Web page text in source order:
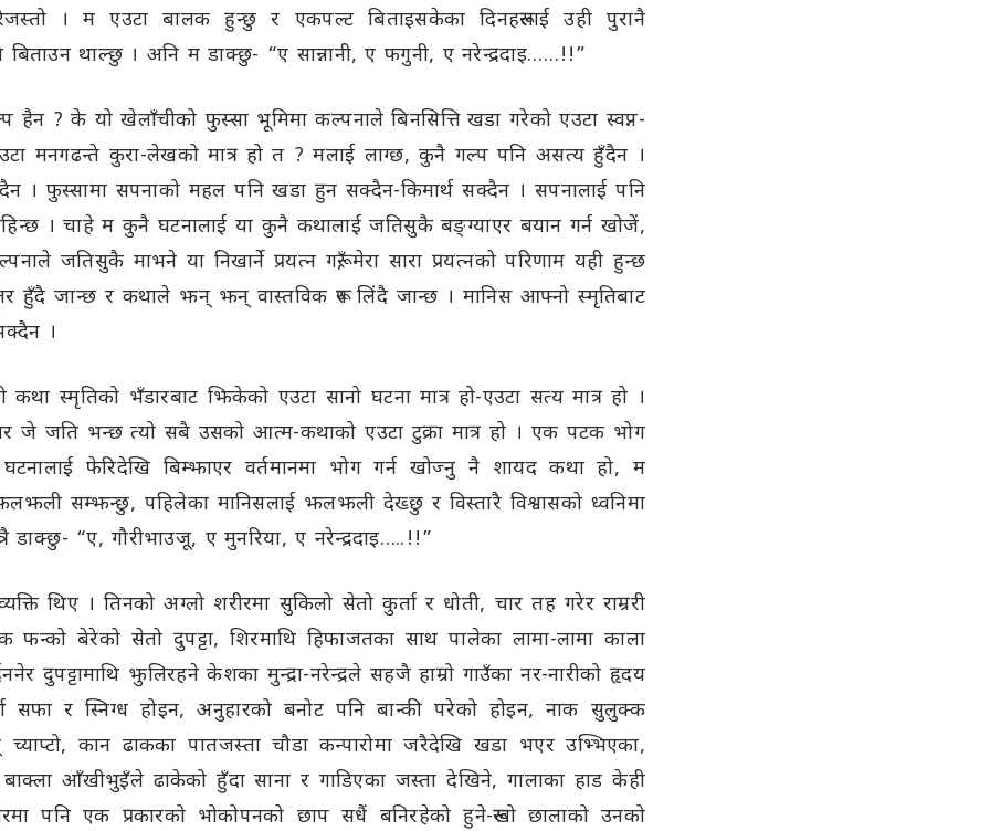
। म एउटा बालक हुन्छु र एकपल्ट बिताइसकेका दिनहरूलाई उही पुरानै
बिताउन थाल्छु । अनि म डाक्छु- “ए सान्नानी, ए फगुनी, ए नरेन्द्रदाइ……!!”
हैन ? के यो खेलाँचीको फुस्सा भूमिमा कल्पनाले बिनसित्ति खडा गरेको एउटा स्वप्न-
मनगढन्ते कुरा-लेखको मात्र हो त ? मलाई लाग्छ, कुनै गल्प पनि असत्य हुँदैन ।
। फुस्सामा सपनाको महल पनि खडा हुन सक्दैन-किमार्थ सक्दैन । सपनालाई पनि
। चाहे म कुनै घटनालाई या कुनै कथालाई जतिसुकै बङ्ग्याएर बयान गर्न खोजें,
जतिसुकै माभने या निखार्ने प्रयत्न गरूँ, मेरा सारा प्रयत्नको परिणाम यही हुन्छ
हुँदै जान्छ र कथाले झन् झन् वास्तविक रूप लिंदै जान्छ । मानिस आफ्नो स्मृतिबाट
।
स्मृतिको भँडारबाट झिकेको एउटा सानो घटना मात्र हो-एउटा सत्य मात्र हो ।
जे जति भन्छ त्यो सबै उसको आत्म-कथाको एउटा टुक्रा मात्र हो । एक पटक भोग
फेरिदेखि बिम्झाएर वर्तमानमा भोग गर्न खोज्नु नै शायद कथा हो, म
सम्झन्छु, पहिलेका मानिसलाई झलझली देख्छु र विस्तारै विश्वासको ध्वनिमा
डाक्छु- “ए, गौरीभाउजू, ए मुनरिया, ए नरेन्द्रदाइ…..!!”
थिए । तिनको अग्लो शरीरमा सुकिलो सेतो कुर्ता र धोती, चार तह गरेर राम्ररी
फन्को बेरेको सेतो दुपट्टा, शिरमाथि हिफाजतका साथ पालेका लामा-लामा काला
दुपट्टामाथि झुलिरहने केशका मुन्द्रा-नरेन्द्रले सहजै हाम्रो गाउँका नर-नारीको हृदय
सफा र स्निग्ध होइन, अनुहारको बनोट पनि बान्की परेको होइन, नाक सुलुक्क
च्याप्टो, कान ढाकका पातजस्ता चौडा कन्पारोमा जरैदेखि खडा भएर उभ्भिएका,
आँखीभुइँले ढाकेको हुँदा साना र गाडिएका जस्ता देखिने, गालाका हाड केही
पनि एक प्रकारको भोकोपनको छाप सधैं बनिरहेको हुने-रूखो छालाको उनको